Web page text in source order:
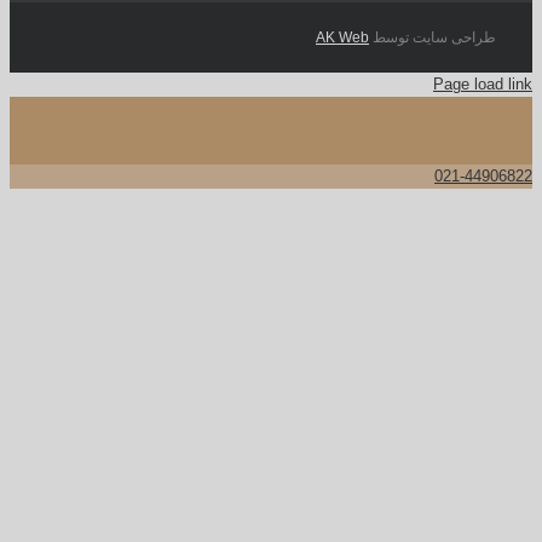
سایت توسطAK Web
Page
021-